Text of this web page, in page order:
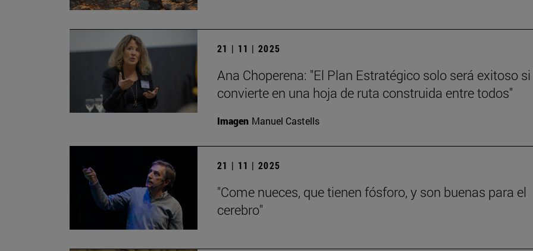
21 | 11 | 2025
Ana Choperena: "El Plan Estratégico solo será exitoso
convierte en una hoja de ruta construida entre todos"
Imagen Manuel Castells
21 | 11 | 2025
"Come nueces, que tienen fósforo, y son buenas para el
cerebro"